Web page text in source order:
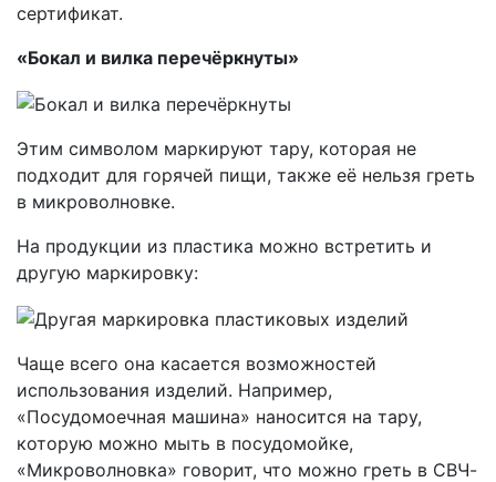
сертификат.
«Бокал и вилка перечёркнуты»
Этим символом маркируют тару, которая не
подходит для горячей пищи, также её нельзя греть
в микроволновке.
На продукции из пластика можно встретить и
другую маркировку:
Чаще всего она касается возможностей
использования изделий. Например,
«Посудомоечная машина» наносится на тару,
которую можно мыть в посудомойке,
«Микроволновка» говорит, что можно греть в СВЧ-